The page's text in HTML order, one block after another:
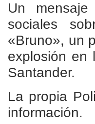
Un
sociales
«Bruno», un
explosión en
Santander.
La propia
información.